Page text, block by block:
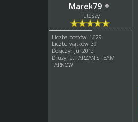
Marek79
Tutejszy
Liczba postów: 1,629
Liczba wątków: 39
Dołączył: Jul 2012
Drużyna: TARZAN'S TEAM
TARNOW